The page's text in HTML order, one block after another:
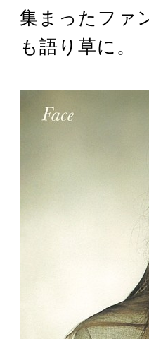
集まったファ
も語り草に。